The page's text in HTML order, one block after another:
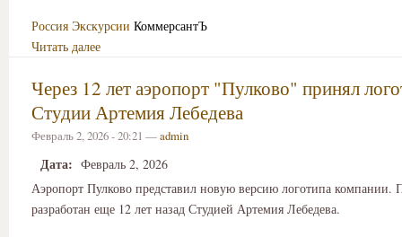
Россия Экскурсии КоммерсантЪ
Читать далее
Через 12 лет аэропорт "Пулково" принял
Студии Артемия Лебедева
Февраль 2, 2026 - 20:21 —admin
Дата: Февраль 2, 2026
Аэропорт Пулково представил новую версию логотипа компании.
разработан еще 12 лет назад Студией Артемия Лебедева.